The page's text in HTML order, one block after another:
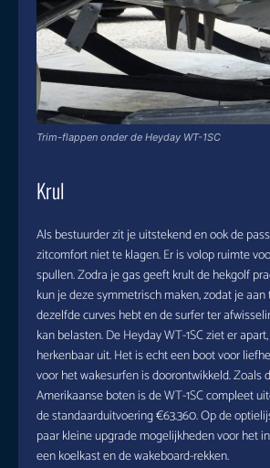
Trim-flappen onder de Heyday WT-1SC
Krul
Als bestuurder zit je uitstekend en ook de
zitcomfort niet te klagen. Er is volop ruimte
spullen. Zodra je gas geeft krult de hekgolf
kun je deze symmetrisch maken, zodat je
dezelfde curves hebt en de surfer ter
kan belasten. De Heyday WT-1SC ziet er
herkenbaar uit. Het is echt een boot voor
voor het wakesurfen is doorontwikkeld. Zoals
Amerikaanse boten is de WT-1SC compleet
de standaarduitvoering €63.360. Op de
paar kleine upgrade mogelijkheden voor het
een koelkast en de wakeboard-rekken.